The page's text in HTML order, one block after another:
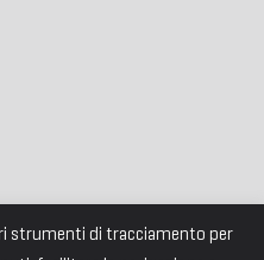
strumenti di tracciamento per